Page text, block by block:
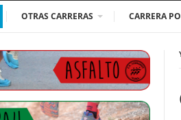
OTRAS CARRERAS CARRERA